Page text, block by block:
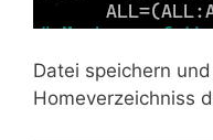
Datei speichern
Homeverzeichniss